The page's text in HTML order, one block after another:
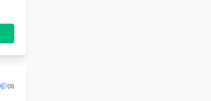
(5)